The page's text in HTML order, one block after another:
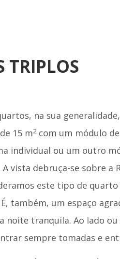
TRIPLOS
na sua
15 m2 com um módulo
individual ou um outro
vista debruça-se sobre a
este tipo de
também, um espaço
noite tranquila. Ao lado
sempre tomadas e